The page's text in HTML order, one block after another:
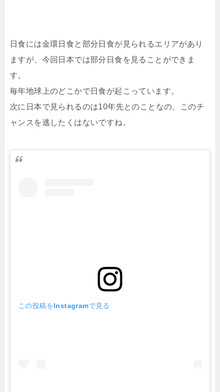
日食には金環日食と部分日食が見られるエリアがあり
ますが、今回日本では部分日食を見ることができま
す。
毎年地球上のどこかで日食が起こっています。
次に日本で見られるのは10年先とのことなの、このチ
ャンスを逃したくはないですね。
この投稿をInstagramで見る